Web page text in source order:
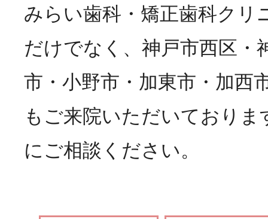
みらい歯科・矯正歯科クリ
だけでなく、神戸市西区・
市・小野市・加東市・加西
もご来院いただいており
にご相談ください。